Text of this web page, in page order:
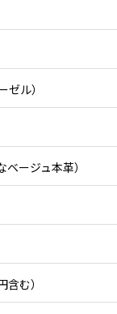
ル）
ージュ本革）
む）